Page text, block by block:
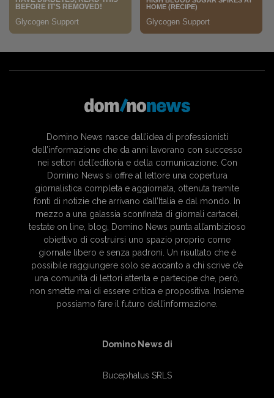
Domino News nasce dall’idea di professionisti
dell’informazione che da anni lavorano con successo
nei settori dell’editoria e della comunicazione. Con
Domino News si offre al lettore una copertura
giornalistica completa e aggiornata, ottenuta tramite
fonti di notizie che arrivano dall’Italia e dal mondo. In
mezzo a una galassia sconfinata di giornali cartacei,
testate on line, blog, Domino News punta all’ambizioso
obiettivo di costruirsi uno spazio proprio come
giornale libero e senza padroni. Un risultato che è
possibile raggiungere solo se accanto a chi scrive c’è
una comunità di lettori attenta e partecipe che, però,
non smette mai di essere critica e propositiva. Insieme
possiamo fare il futuro dell’informazione.
Domino News di
Bucephalus SRLS